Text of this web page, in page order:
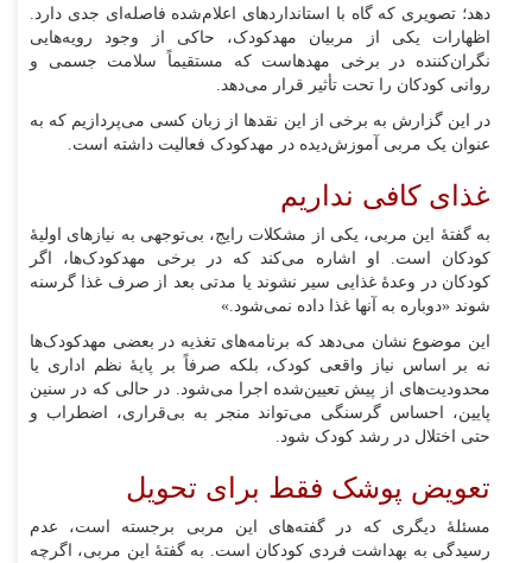
دهد؛ تصویری که گاه با استاندارد‌های اعلام‌شده فاصله‌ای جدی دارد.
اظهارات یکی از مربیان مهدکودک، حاکی از وجود رویه‌هایی
نگران‌کننده در برخی مهدهاست که مستقیماً سلامت جسمی و
روانی کودکان را تحت تأثیر قرار می‌دهد.
در این گزارش به برخی از این نقد‌ها از زبان کسی می‌پردازیم که به
عنوان یک مربی آموزش‌دیده در مهدکودک فعالیت داشته است.
غذای کافی نداریم
به گفتهٔ این مربی، یکی از مشکلات رایج، بی‌توجهی به نیاز‌های اولیهٔ
کودکان است. او اشاره می‌کند که در برخی مهدکودک‌ها، اگر
کودکان در وعدهٔ غذایی سیر نشوند یا مدتی بعد از صرف غذا گرسنه
شوند «دوباره به آنها غذا داده نمی‌شود.»
این موضوع نشان می‌دهد که برنامه‌های تغذیه در بعضی مهدکودک‌ها
نه بر اساس نیاز واقعی کودک، بلکه صرفاً بر پایهٔ نظم اداری یا
محدودیت‌های از پیش تعیین‌شده اجرا می‌شود. در حالی که در سنین
پایین، احساس گرسنگی می‌تواند منجر به بی‌قراری، اضطراب و
حتی اختلال در رشد کودک شود.
تعویض پوشک فقط برای تحویل
مسئلهٔ دیگری که در گفته‌های این مربی برجسته است، عدم
رسیدگی به بهداشت فردی کودکان است. به گفتهٔ این مربی، اگرچه